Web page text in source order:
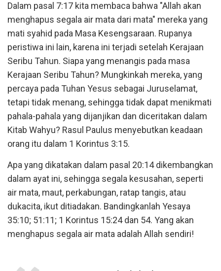
Dalam pasal 7:17 kita membaca bahwa "Allah akan
menghapus segala air mata dari mata" mereka yang
mati syahid pada Masa Kesengsaraan. Rupanya
peristiwa ini lain, karena ini terjadi setelah Kerajaan
Seribu Tahun. Siapa yang menangis pada masa
Kerajaan Seribu Tahun? Mungkinkah mereka, yang
percaya pada Tuhan Yesus sebagai Juruselamat,
tetapi tidak menang, sehingga tidak dapat menikmati
pahala-pahala yang dijanjikan dan diceritakan dalam
Kitab Wahyu? Rasul Paulus menyebutkan keadaan
orang itu dalam 1 Korintus 3:15.
Apa yang dikatakan dalam pasal 20:14 dikembangkan
dalam ayat ini, sehingga segala kesusahan, seperti
air mata, maut, perkabungan, ratap tangis, atau
dukacita, ikut ditiadakan. Bandingkanlah Yesaya
35:10; 51:11; 1 Korintus 15:24 dan 54. Yang akan
menghapus segala air mata adalah Allah sendiri!